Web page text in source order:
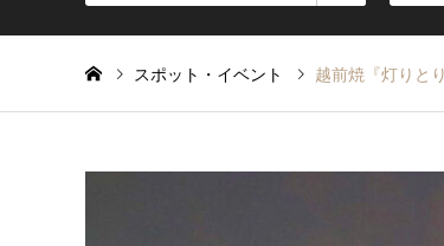
スポット・イベント 越前焼『灯りと